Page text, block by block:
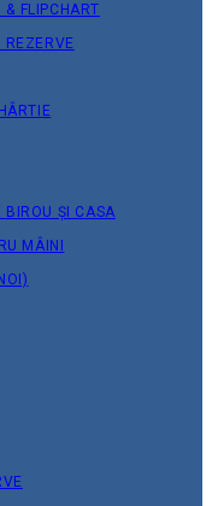
& FLIPCHART
REZERVE
BIROU ȘI CASA
MÂINI